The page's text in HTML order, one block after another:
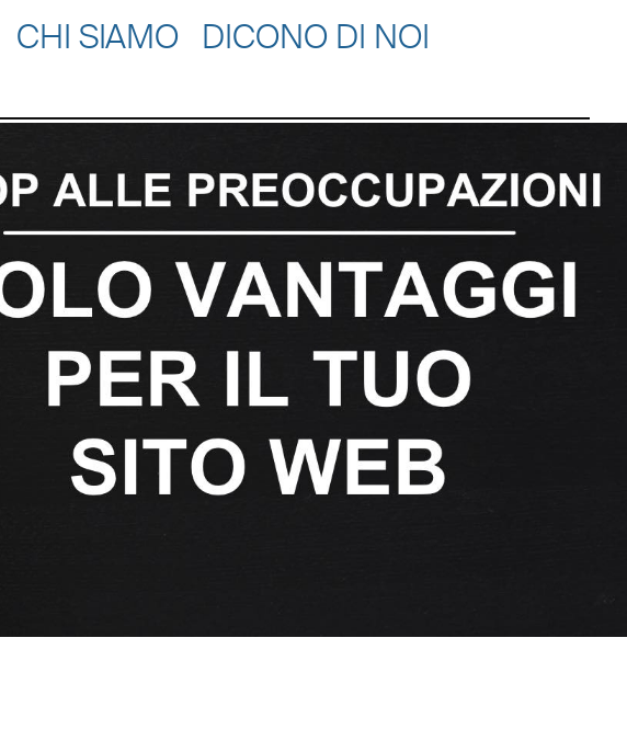
CHI SIAMO
DICONO DI NOI